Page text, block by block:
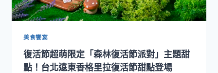
頓
酒
兒
童
美食饗宴
復活節超萌限定「森林復活節派對」主題甜
點！台北遠東香格里拉復活節甜點登場